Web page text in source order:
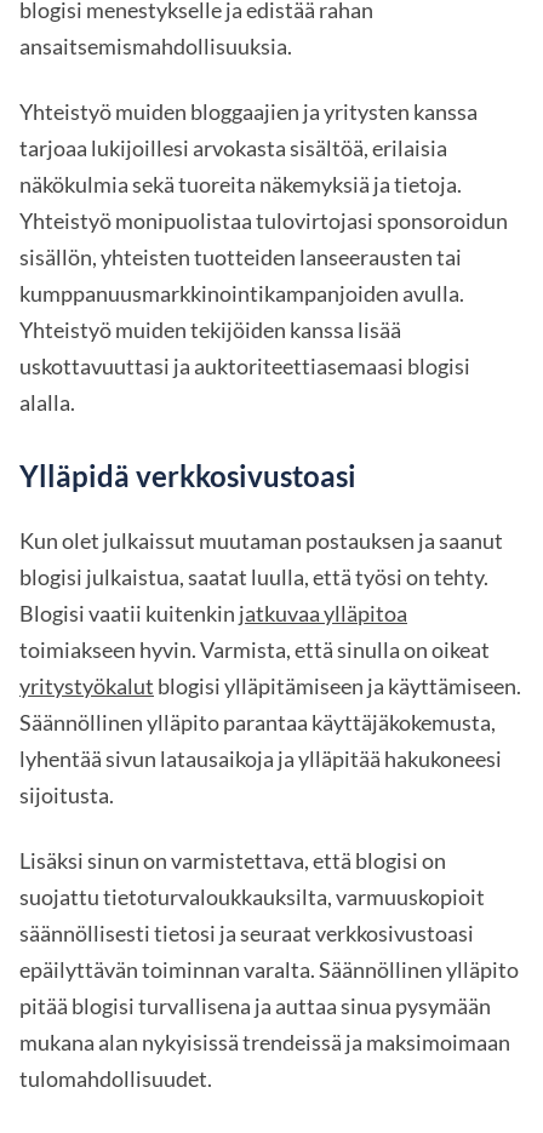
blogisi menestykselle ja edistää rahan
ansaitsemismahdollisuuksia.
Yhteistyö muiden bloggaajien ja yritysten kanssa
tarjoaa lukijoillesi arvokasta sisältöä, erilaisia
näkökulmia sekä tuoreita näkemyksiä ja tietoja.
Yhteistyö monipuolistaa tulovirtojasi sponsoroidun
sisällön, yhteisten tuotteiden lanseerausten tai
kumppanuusmarkkinointikampanjoiden avulla.
Yhteistyö muiden tekijöiden kanssa lisää
uskottavuuttasi ja auktoriteettiasemaasi blogisi
alalla.
Ylläpidä verkkosivustoasi
Kun olet julkaissut muutaman postauksen ja saanut
blogisi julkaistua, saatat luulla, että työsi on tehty.
Blogisi vaatii kuitenkin jatkuvaa ylläpitoa
toimiakseen hyvin. Varmista, että sinulla on oikeat
yritystyökalut blogisi ylläpitämiseen ja käyttämiseen.
Säännöllinen ylläpito parantaa käyttäjäkokemusta,
lyhentää sivun latausaikoja ja ylläpitää hakukoneesi
sijoitusta.
Lisäksi sinun on varmistettava, että blogisi on
suojattu tietoturvaloukkauksilta, varmuuskopioit
säännöllisesti tietosi ja seuraat verkkosivustoasi
epäilyttävän toiminnan varalta. Säännöllinen ylläpito
pitää blogisi turvallisena ja auttaa sinua pysymään
mukana alan nykyisissä trendeissä ja maksimoimaan
tulomahdollisuudet.